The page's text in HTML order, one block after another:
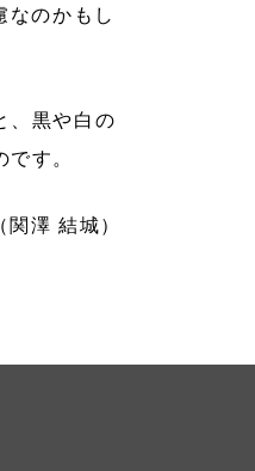
なのかもし
、黒や白の
す。
（関澤 結城）